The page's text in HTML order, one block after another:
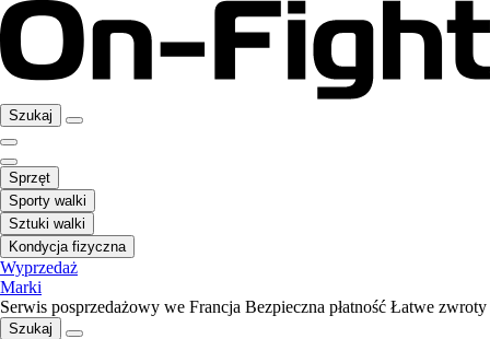
Szukaj
Sprzęt
Sporty walki
Sztuki walki
Kondycja fizyczna
Wyprzedaż
Marki
Serwis posprzedażowy we Francja Bezpieczna płatność Łatwe zwroty
Szukaj